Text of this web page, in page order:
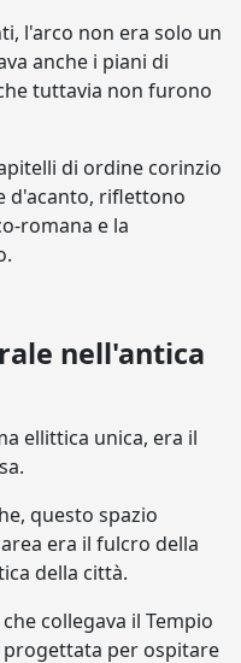
l'arco non era solo un
anche i piani di
tuttavia non furono
di ordine corinzio
d'acanto, riflettono
romana e la
nell'antica
ellittica unica, era il
questo spazio
era il fulcro della
della città.
collegava il Tempio
progettata per ospitare